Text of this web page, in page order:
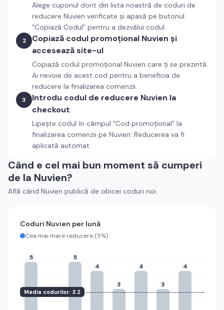
Alege cuponul dorit din lista noastră de coduri de
reducere Nuvien verificate și apasă pe butonul
"Copiază Codul" pentru a dezvălui codul.
2 Copiază codul promoțional Nuvien și
accesează site-ul
Copiază codul promoțional Nuvien care ți se prezintă.
Ai nevoie de acest cod pentru a beneficia de
reducere la finalizarea comenzii.
3 Introdu codul de reducere Nuvien la
checkout
Lipește codul în câmpul "Cod promoțional" la
finalizarea comenzii pe Nuvien. Reducerea va fi
aplicată automat.
Când e cel mai bun moment să cumperi
de la Nuvien?
Află când Nuvien publică de obicei coduri noi.
Coduri Nuvien per lună
Cea mai mare reducere (5%)
Media codurilor: 3.2
5
5
4
3
4
3
4